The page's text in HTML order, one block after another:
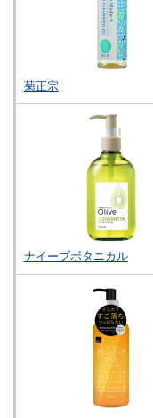
菊正宗
ナイーブボタニカル